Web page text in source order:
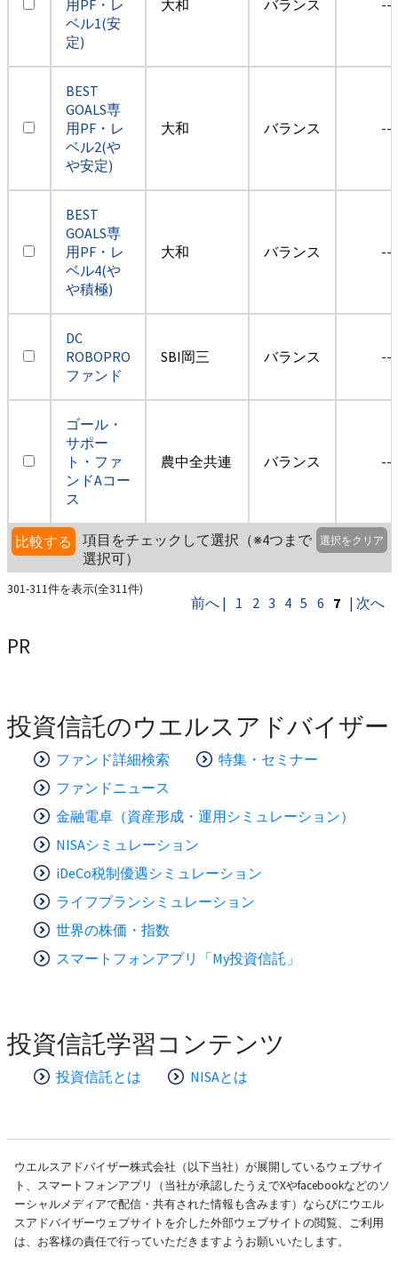
用PF・レ
ベル1(安
定)
大和 バランス --
BEST
GOALS専
用PF・レ
ベル2(や
や安定)
大和 バランス --
BEST
GOALS専
用PF・レ
ベル4(や
や積極)
大和 バランス --
DC
ROBOPRO
ファンド
SBI岡三 バランス --
ゴール・
サポー
ト・ファ
ンドAコー
ス
農中全共連 バランス --
比較する
項目をチェックして選択（※4つまで
選択可）
選択をクリア
301-311件を表示(全311件)
前へ | 1 2 3 4 5 6 7 | 次へ
PR
投資信託のウエルスアドバイザー
ファンド詳細検索
特集・セミナー
ファンドニュース
金融電卓（資産形成・運用シミュレーション）
NISAシミュレーション
iDeCo税制優遇シミュレーション
ライフプランシミュレーション
世界の株価・指数
スマートフォンアプリ「My投資信託」
投資信託学習コンテンツ
投資信託とは NISAとは
ウエルスアドバイザー株式会社（以下当社）が展開しているウェブサイ
ト、スマートフォンアプリ（当社が承認したうえでXやfacebookなどのソ
ーシャルメディアで配信・共有された情報も含みます）ならびにウエル
スアドバイザーウェブサイトを介した外部ウェブサイトの閲覧、ご利用
は、お客様の責任で行っていただきますようお願いいたします。